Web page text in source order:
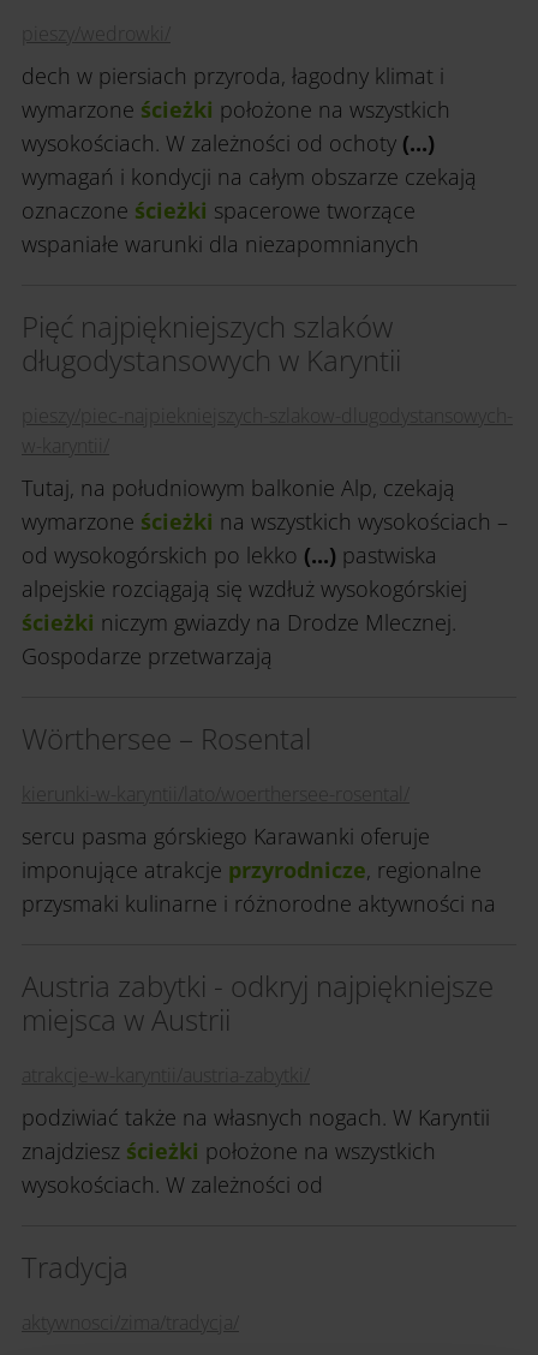
pieszy/wedrowki/
dech w piersiach przyroda, łagodny klimat i
wymarzone ścieżki położone na wszystkich
wysokościach. W zależności od ochoty (...)
wymagań i kondycji na całym obszarze czekają
oznaczone ścieżki spacerowe tworzące
wspaniałe warunki dla niezapomnianych
Pięć najpiękniejszych szlaków
długodystansowych w Karyntii
pieszy/piec-najpiekniejszych-szlakow-dlugodystansowych-
w-karyntii/
Tutaj, na południowym balkonie Alp, czekają
wymarzone ścieżki na wszystkich wysokościach –
od wysokogórskich po lekko (...) pastwiska
alpejskie rozciągają się wzdłuż wysokogórskiej
ścieżki niczym gwiazdy na Drodze Mlecznej.
Gospodarze przetwarzają
Wörthersee – Rosental
kierunki-w-karyntii/lato/woerthersee-rosental/
sercu pasma górskiego Karawanki oferuje
imponujące atrakcje przyrodnicze, regionalne
przysmaki kulinarne i różnorodne aktywności na
Austria zabytki - odkryj najpiękniejsze
miejsca w Austrii
atrakcje-w-karyntii/austria-zabytki/
podziwiać także na własnych nogach. W Karyntii
znajdziesz ścieżki położone na wszystkich
wysokościach. W zależności od
Tradycja
aktywnosci/zima/tradycja/